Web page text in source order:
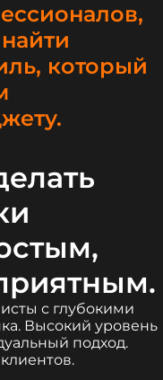
который
с глубокими
Высокий уровень
подход.